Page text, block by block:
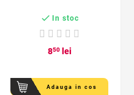
 In stoc
850lei
Adauga in cos